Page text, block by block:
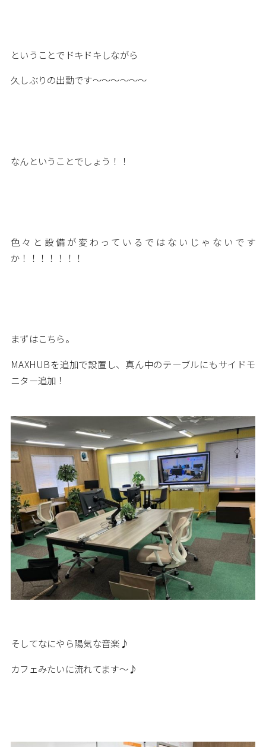
ということでドキドキしながら
久しぶりの出勤です～～～～～～
なんということでしょう！！
色々と設備が変わっているではないじゃないです
か！！！！！！！
まずはこちら。
MAXHUBを追加で設置し、真ん中のテーブルにもサイドモ
ニター追加！
そしてなにやら陽気な音楽♪
カフェみたいに流れてます～♪